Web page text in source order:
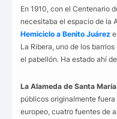
En 1910, con el Centenario
necesitaba el espacio de la
Hemiciclo a Benito Juárez
La Ribera, uno de los
el pabellón. Ha estado ahí
La Alameda de Santa María
públicos originalmente
europeo, cuatro fuentes de